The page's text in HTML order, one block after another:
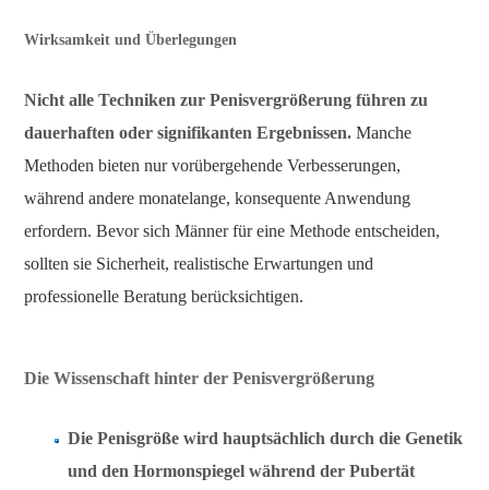
Wirksamkeit und Überlegungen
Nicht alle Techniken zur Penisvergrößerung führen zu
dauerhaften oder signifikanten Ergebnissen. Manche
Methoden bieten nur vorübergehende Verbesserungen,
während andere monatelange, konsequente Anwendung
erfordern. Bevor sich Männer für eine Methode entscheiden,
sollten sie Sicherheit, realistische Erwartungen und
professionelle Beratung berücksichtigen.
Die Wissenschaft hinter der Penisvergrößerung
Die Penisgröße wird hauptsächlich durch die Genetik
und den Hormonspiegel während der Pubertät